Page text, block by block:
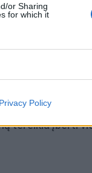
or Sharing
for which it
Privacy Policy
karo
tereikia įberti